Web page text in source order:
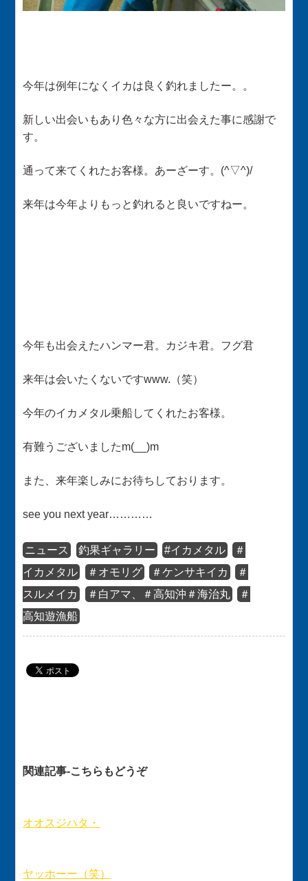
今年は例年になくイカは良く釣れましたー。。
新しい出会いもあり色々な方に出会えた事に感謝で
す。
通って来てくれたお客様。あーざーす。(^▽^)/
来年は今年よりもっと釣れると良いですねー。
今年も出会えたハンマー君。カジキ君。フグ君
来年は会いたくないですwww.（笑）
今年のイカメタル乗船してくれたお客様。
有難うございましたm(__)m
また、来年楽しみにお待ちしております。
see you next year…………
ニュース 釣果ギャラリー #イカメタル
＃
イカメタル
＃オモリグ ＃ケンサキイカ
＃
スルメイカ
＃白アマ、＃高知沖＃海治丸
＃
高知遊漁船
関連記事-こちらもどうぞ
オオスジハタ・
ヤッホーー（笑）